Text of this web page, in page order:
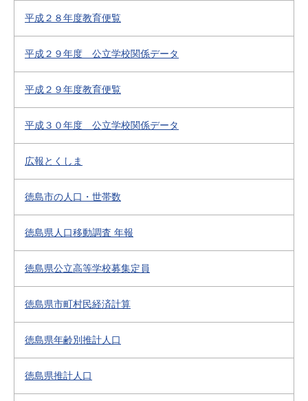
平成２８年度教育便覧
平成２９年度 公立学校関係データ
平成２９年度教育便覧
平成３０年度 公立学校関係データ
広報とくしま
徳島市の人口・世帯数
徳島県人口移動調査 年報
徳島県公立高等学校募集定員
徳島県市町村民経済計算
徳島県年齢別推計人口
徳島県推計人口